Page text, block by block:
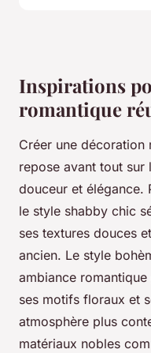
Inspirations
romantique
Créer une décoration
repose avant tout sur
douceur et élégance.
le style shabby chic
ses textures douces
ancien. Le style
ambiance
ses motifs floraux et
atmosphère plus
matériaux nobles